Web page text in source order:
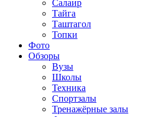
Салаир
Тайга
Таштагол
Топки
Фото
Обзоры
Вузы
Школы
Техника
Спортзалы
Тренажёрные залы